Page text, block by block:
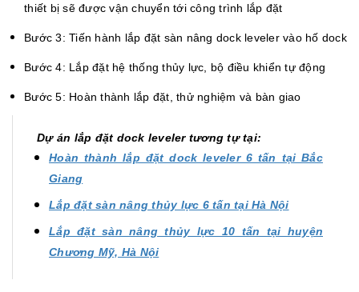
thiết bị sẽ được vận chuyển tới công trình lắp đặt
Bước 3: Tiến hành lắp đặt sàn nâng dock leveler vào hố dock
Bước 4: Lắp đặt hệ thống thủy lực, bộ điều khiển tự động
Bước 5: Hoàn thành lắp đặt, thử nghiệm và bàn giao
Dự án lắp đặt dock leveler tương tự tại:
Hoàn thành lắp đặt dock leveler 6 tấn tại Bắc
Giang
Lắp đặt sàn nâng thủy lực 6 tấn tại Hà Nội
Lắp đặt sàn nâng thủy lực 10 tấn tại huyện
Chương Mỹ, Hà Nội